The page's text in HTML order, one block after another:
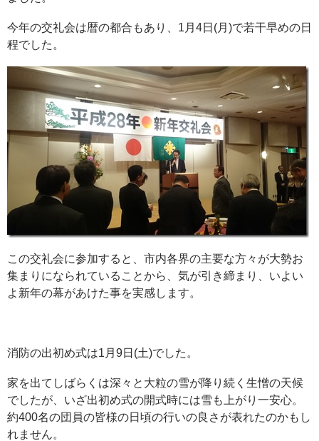
今年の交礼会は暦の都合もあり、1月4日(月)で若干早めの日
程でした。
この交礼会に参加すると、市内各界の主要な方々が大勢お
集まりになられていることから、気が引き締まり、いよい
よ新年の幕があけた事を実感します。
消防の出初め式は1月9日(土)でした。
家を出てしばらくは深々と大粒の雪が降り続く生憎の天候
でしたが、いざ出初め式の開式時には雪も上がり一安心。
約400名の団員の皆様の日頃の行いの良さが表れたのかもし
れません。